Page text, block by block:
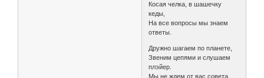
Косая челка, в шашечку
кеды,
На все вопросы мы знаем
ответы.
Дружно шагаем по планете,
Звеним цепями и слушаем
плэйер.
Мы не ждем от вас совета,